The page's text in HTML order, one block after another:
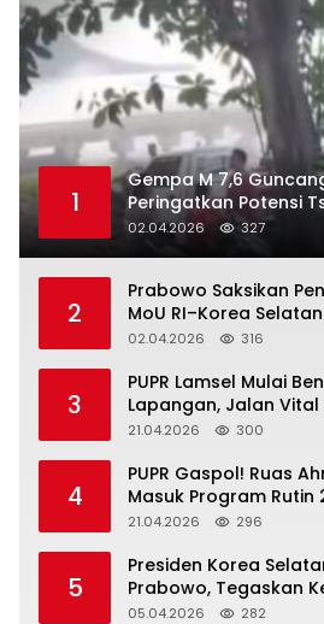
1
Gempa M 7,6
Peringatkan Potensi
02.04.2026 327
2
Prabowo Saksikan
MoU RI–Korea
02.04.2026 316
3
‎PUPR Lamsel Mulai
Lapangan, Jalan
21.04.2026 300
4
‎PUPR Gaspol! Ruas
Masuk Program Rutin
21.04.2026 296
5
Presiden Korea
Prabowo, Tegaskan
Komprehensif
05.04.2026 282